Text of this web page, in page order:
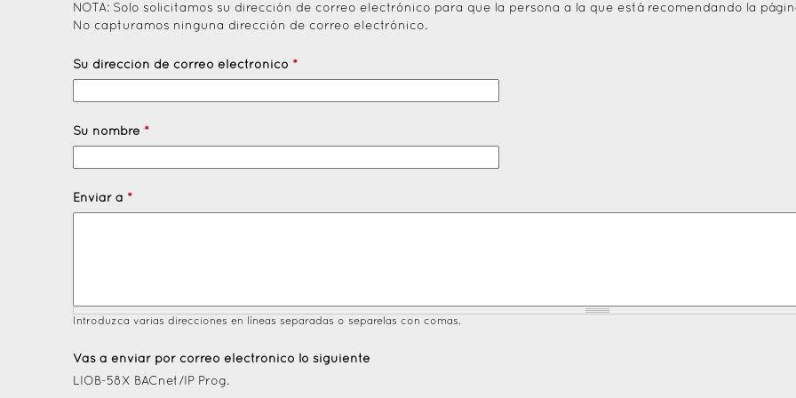
NOTA: Solo solicitamos su dirección de correo electrónico para que la persona a la que está recomendando la
No capturamos ninguna dirección de correo electrónico.
Su dirección de correo electrónico *
Su nombre *
Enviar a *
Introduzca varias direcciones en líneas separadas o separelas con comas.
Vas a enviar por correo electrónico lo siguiente
LIOB-58X BACnet/IP Prog.